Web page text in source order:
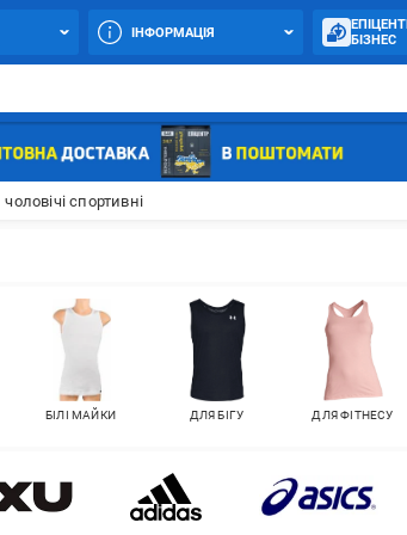
ІНФОРМАЦІЯ
БІЗНЕС
чоловічі спортивні
БІЛІ МАЙКИ ДЛЯ БІГУ ДЛЯ ФІТНЕСУ